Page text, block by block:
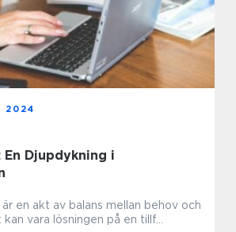
En Djupdykning i
2024
är en akt av balans mellan behov och
vara lösningen på en tillf...